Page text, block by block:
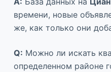
времени, новые
же, как только они
Q: Можно ли искать
определенном районе